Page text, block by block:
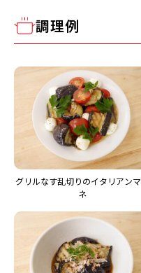
調理例
グリルなす乱切りのイタリアン
ネ